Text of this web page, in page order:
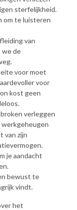
sterfelijkheid.
om te luisteren
van
we de
voor moet
voor
kost geen
verleggen
werkgeheugen
van zijn
je aandacht
bewust te
vindt.
het